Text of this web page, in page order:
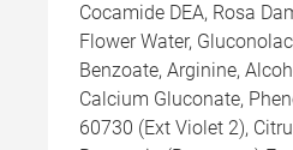
Cocamide DEA, Rosa
Flower Water,
Benzoate, Arginine,
Calcium Gluconate,
60730 (Ext Violet 2),